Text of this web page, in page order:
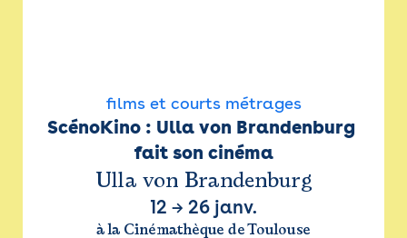
films et courts métrages
ScénoKino : Ulla von Brandenburg
fait son cinéma
Ulla von Brandenburg
12 → 26 janv.
à la Cinémathèque de Toulouse